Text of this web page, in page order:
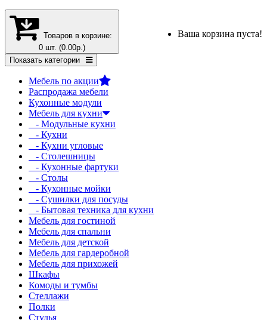
Товаров в корзине:
0 шт. (0.00р.)
Ваша корзина пуста!
Показать категории
Мебель по акции
Распродажа мебели
Кухонные модули
Мебель для кухни
- Модульные кухни
- Кухни
- Кухни угловые
- Столешницы
- Кухонные фартуки
- Столы
- Кухонные мойки
- Сушилки для посуды
- Бытовая техника для кухни
Мебель для гостиной
Мебель для спальни
Мебель для детской
Мебель для гардеробной
Мебель для прихожей
Шкафы
Комоды и тумбы
Стеллажи
Полки
Стулья